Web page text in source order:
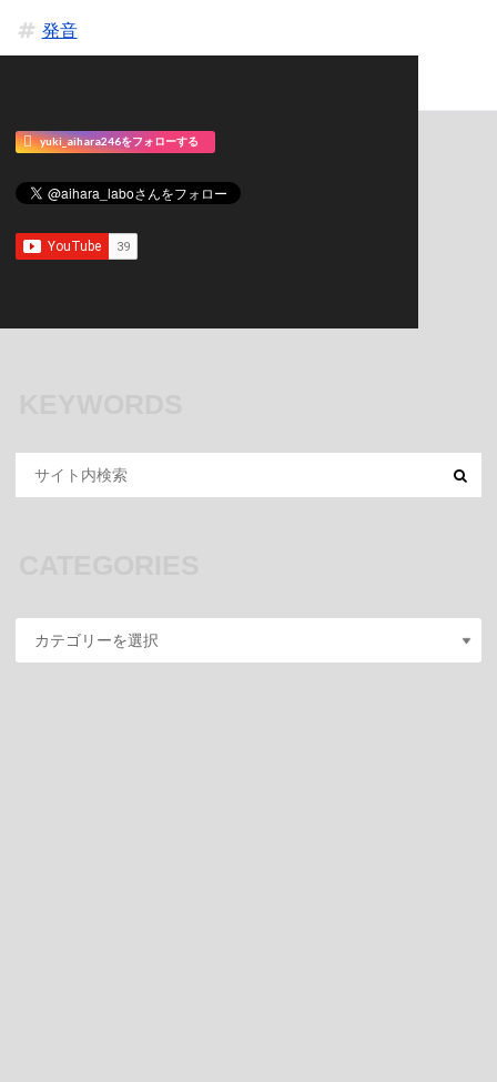
発音
yuki_aihara246をフォローする